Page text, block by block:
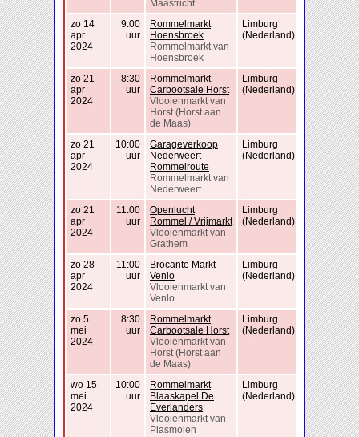
Maastricht
zo 14
apr
2024
9:00
uur
Rommelmarkt
Hoensbroek
Rommelmarkt van
Hoensbroek
Limburg
(Nederland)
zo 21
apr
2024
8:30
uur
Rommelmarkt
Carbootsale Horst
Vlooienmarkt van
Horst (Horst aan
de Maas)
Limburg
(Nederland)
zo 21
apr
2024
10:00
uur
Garageverkoop
Nederweert
Rommelroute
Rommelmarkt van
Nederweert
Limburg
(Nederland)
zo 21
apr
2024
11:00
uur
Openlucht
Rommel / Vrijmarkt
Vlooienmarkt van
Grathem
Limburg
(Nederland)
zo 28
apr
2024
11:00
uur
Brocante Markt
Venlo
Vlooienmarkt van
Venlo
Limburg
(Nederland)
zo 5
mei
2024
8:30
uur
Rommelmarkt
Carbootsale Horst
Vlooienmarkt van
Horst (Horst aan
de Maas)
Limburg
(Nederland)
wo 15
mei
2024
10:00
uur
Rommelmarkt
Blaaskapel De
Everlanders
Vlooienmarkt van
Plasmolen
Limburg
(Nederland)